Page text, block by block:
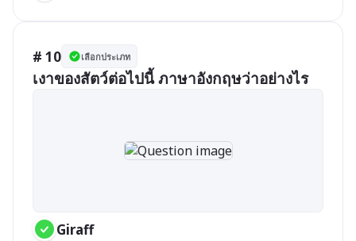
# 10 เลือกประเภท
เงาของสัตว์ต่อไปนี้ ภาษาอังกฤษว่าอย่างไร
Giraff